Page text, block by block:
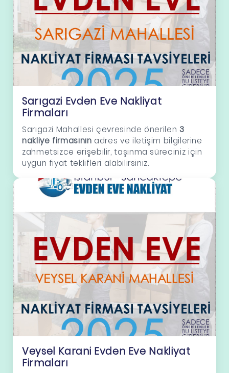
Sarıgazi Evden Eve Nakliyat
Firmaları
Sarıgazi Mahallesi çevresinde önerilen 3
nakliye firmasının adres ve iletişim bilgilerine
zahmetsizce erişebilir, taşınma süreciniz için
uygun fiyat teklifleri alabilirsiniz.
Veysel Karani Evden Eve Nakliyat
Firmaları